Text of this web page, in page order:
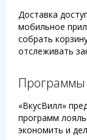
Доставка
мобильное
собрать
отслеживать
Программы
«ВкусВилл»
программ
экономить и